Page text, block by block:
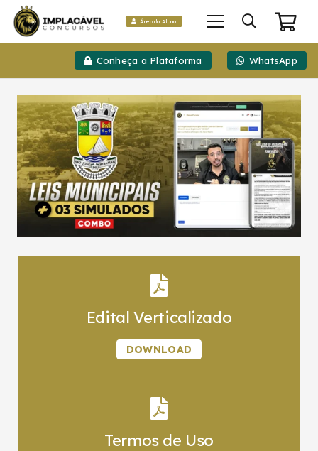
Área do Aluno
Conheça a Plataforma WhatsApp
Edital Verticalizado
DOWNLOAD
Termos de Uso